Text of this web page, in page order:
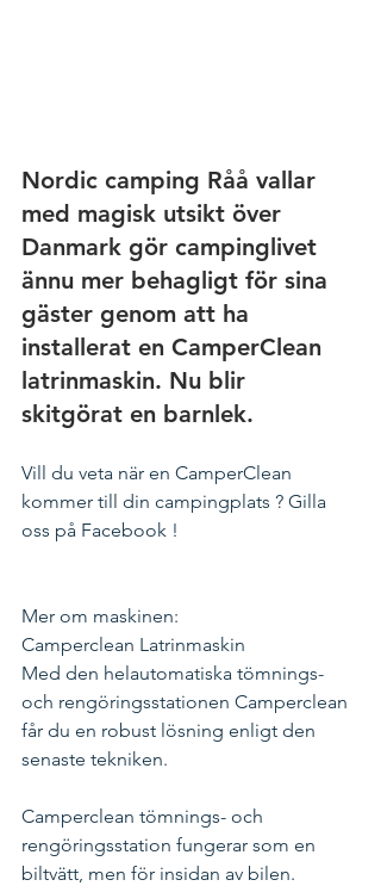
Nordic camping Råå vallar
med magisk utsikt över
Danmark gör campinglivet
ännu mer behagligt för sina
gäster genom att ha
installerat en CamperClean
latrinmaskin. Nu blir
skitgörat en barnlek.
Vill du veta när en CamperClean
kommer till din campingplats ? Gilla
oss på Facebook !
Mer om maskinen:
Camperclean Latrinmaskin​
Med den helautomatiska tömnings-
och rengöringsstationen Camperclean
får du en robust lösning enligt den
senaste tekniken.
Camperclean tömnings- och
rengöringsstation fungerar som en
biltvätt, men för insidan av bilen.